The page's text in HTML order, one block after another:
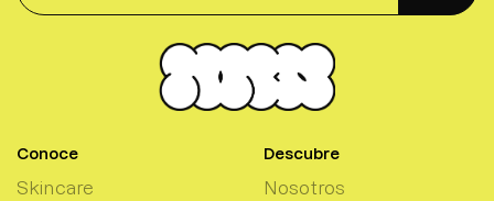
Conoce
Skincare
Descubre
Nosotros